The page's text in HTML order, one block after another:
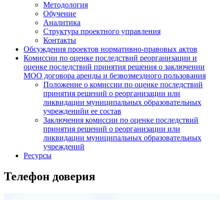
Методология
Обучение
Аналитика
Структура проектного управления
Контакты
Обсуждения проектов нормативно-правовых актов
Комиссии по оценке последствий реорганизации и
оценке последствий принятия решения о заключении
МОО договора аренды и безвозмездного пользования
Положение о комиссии по оценке последствий
принятия решений о реорганизации или
ликвидации муниципальных образовательных
учрежденийи ее состав
Заключения комиссии по оценке последствий
принятия решений о реорганизации или
ликвидации муниципальных образовательных
учреждений
Ресурсы
Телефон доверия